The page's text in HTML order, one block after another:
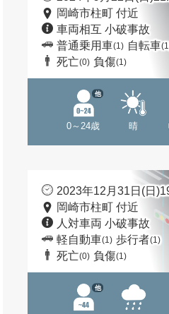
岡崎市柱町 付近
車両相互 小破事故
普通乗用車(1) 自転車
死亡(0) 負傷(1)
0～24歳
他
晴
2023年12月31日(日
岡崎市柱町 付近
人対車両 小破事故
軽自動車(1) 歩行者(1)
死亡(0) 負傷(1)
他